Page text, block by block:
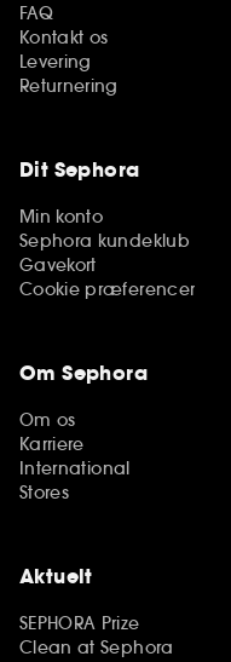
FAQ
Kontakt os
Levering
Returnering
Dit Sephora
Min konto
Sephora kundeklub
Gavekort
Cookie præferencer
Om Sephora
Om os
Karriere
International
Stores
Aktuelt
SEPHORA Prize
Clean at Sephora